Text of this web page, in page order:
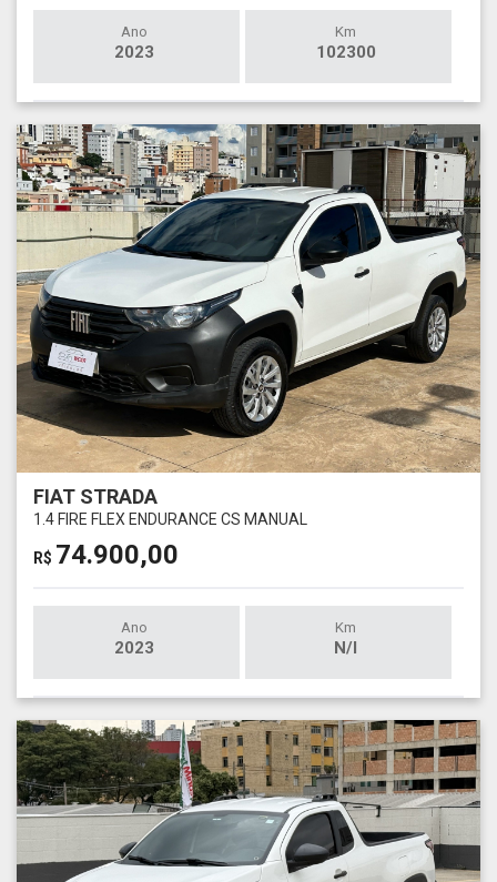
Ano
2023
Km
102300
FIAT STRADA
1.4 FIRE FLEX ENDURANCE CS MANUAL
R$ 74.900,00
Ano
2023
Km
N/I